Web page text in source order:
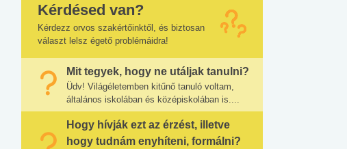
Kérdésed van?
Kérdezz orvos szakértőinktől, és biztosan
választ lelsz égető problémáidra!
Mit tegyek, hogy ne utáljak tanulni?
Üdv! Világéletemben kitűnő tanuló voltam,
általános iskolában és középiskolában is....
Hogy hívják ezt az érzést, illetve
hogy tudnám enyhíteni, formálni?